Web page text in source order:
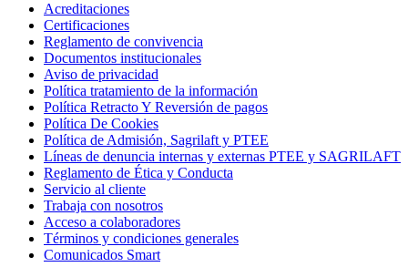
Acreditaciones
Certificaciones
Reglamento de convivencia
Documentos institucionales
Aviso de privacidad
Política tratamiento de la información
Política Retracto Y Reversión de pagos
Política De Cookies
Política de Admisión, Sagrilaft y PTEE
Líneas de denuncia internas y externas PTEE y SAGRILAFT
Reglamento de Ética y Conducta
Servicio al cliente
Trabaja con nosotros
Acceso a colaboradores
Términos y condiciones generales
Comunicados Smart